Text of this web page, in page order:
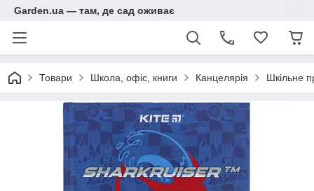
Garden.ua — там, де сад оживає
Товари Школа, офіс, книги Канцелярія Шкільне